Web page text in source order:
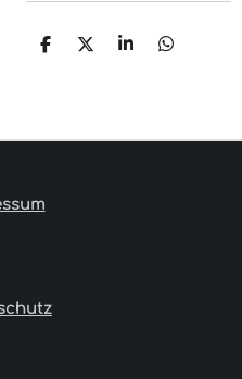
T
N
T
N
T
N
T
N